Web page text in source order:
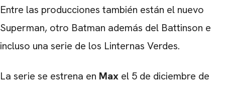
Entre las producciones también están el nuevo
Superman, otro Batman además del Battinson e
incluso una serie de los Linternas Verdes.
La serie se estrena en Max el 5 de diciembre de